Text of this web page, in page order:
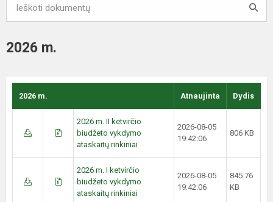
2026 m.
2026 m. Atnaujinta Dydis
2026 m. II ketvirčio
biudžeto vykdymo
ataskaitų rinkiniai
2026-08-05
19:42:06
806 KB
2026 m. I ketvirčio
biudžeto vykdymo
ataskaitų rinkiniai
2026-08-05
19:42:06
845.76
KB